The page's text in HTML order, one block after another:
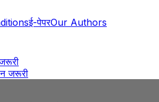
ई-पेपरOur Authors